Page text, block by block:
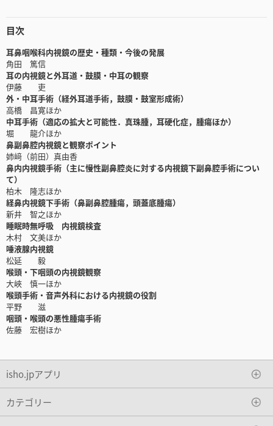
目次
耳鼻咽喉科内視鏡の歴史・種類・今後の発展
角田 篤信
耳の内視鏡と外耳道・鼓膜・中耳の観察
伊藤 吏
外・中耳手術（経外耳道手術，鼓膜・鼓室形成術）
高橋 昌寛ほか
中耳手術（適応の拡大と可能性．真珠腫，耳硬化症，腫瘍ほか）
堀 龍介ほか
鼻副鼻腔内視鏡と観察ポイント
姉﨑（前田）真由香
鼻内内視鏡手術（主に慢性副鼻腔炎に対する内視鏡下副鼻腔手術につい
て）
柏木 隆志ほか
経鼻内視鏡下手術（鼻副鼻腔腫瘍，頭蓋底腫瘍）
新井 智之ほか
睡眠時無呼吸 内視鏡検査
木村 文美ほか
唾液腺内視鏡
松延 毅
喉頭・下咽頭の内視鏡観察
大峽 慎一ほか
喉頭手術・音声外科における内視鏡の役割
平野 滋
咽頭・喉頭の悪性腫瘍手術
佐藤 宏樹ほか
isho.jpアプリ
カテゴリー